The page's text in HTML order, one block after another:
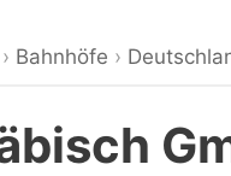
› Bahnhöfe ›